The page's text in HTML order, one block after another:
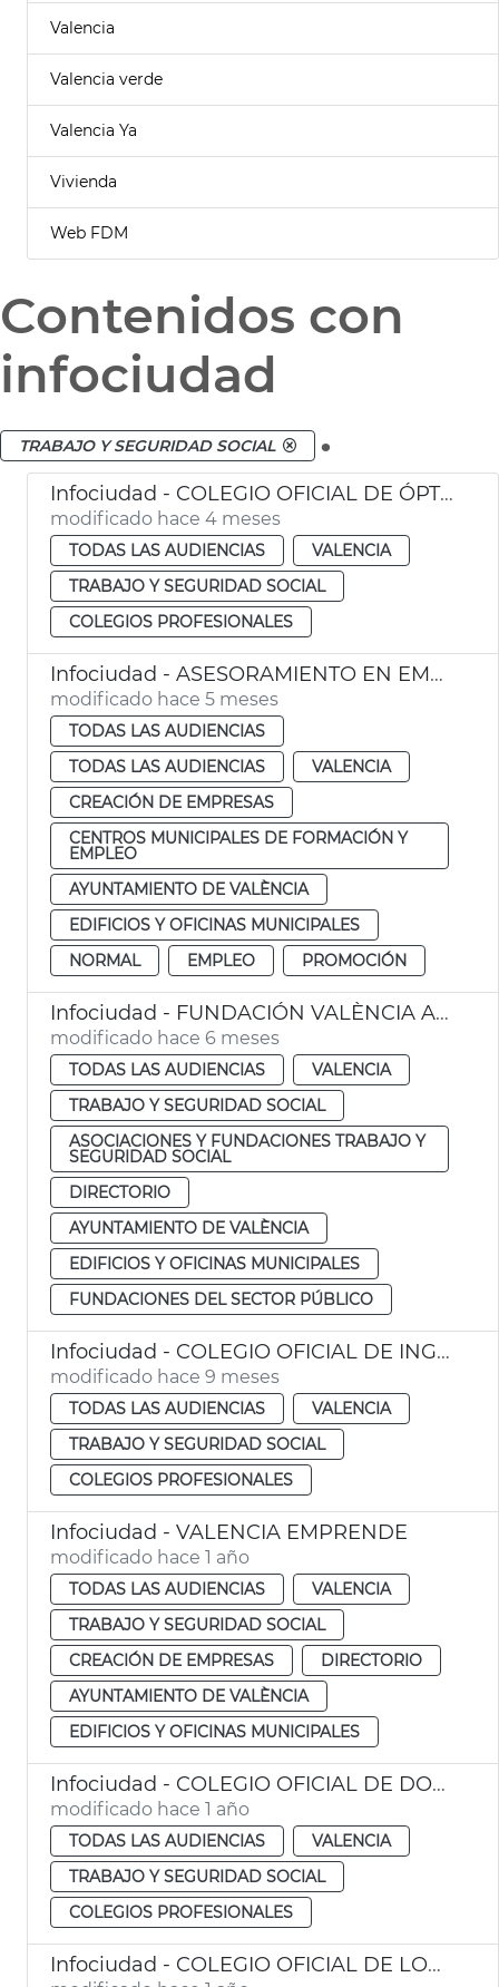
Valencia
Valencia verde
Valencia Ya
Vivienda
Web FDM
Contenidos con
infociudad
TRABAJO Y SEGURIDAD SOCIAL .
Infociudad - COLEGIO OFICIAL DE ÓPTICOS - OPTOMETRISTAS DE LA COMUNITAT VALENCIANA
modificado hace 4 meses
TODAS LAS AUDIENCIAS
VALENCIA
TRABAJO Y SEGURIDAD SOCIAL
COLEGIOS PROFESIONALES
Infociudad - ASESORAMIENTO EN EMPRENDIMIENTO Y CREACIÓN DE LA EMPRESA - ESPACIO COWORKING
modificado hace 5 meses
TODAS LAS AUDIENCIAS
TODAS LAS AUDIENCIAS
VALENCIA
CREACIÓN DE EMPRESAS
CENTROS MUNICIPALES DE FORMACIÓN Y
EMPLEO
AYUNTAMIENTO DE VALÈNCIA
EDIFICIOS Y OFICINAS MUNICIPALES
NORMAL
EMPLEO PROMOCIÓN
Infociudad - FUNDACIÓN VALÈNCIA ACTIVA DEL PACTO PARA EL EMPLEO DE LA CIUDAD DE VALÈNCIA - CV
modificado hace 6 meses
TODAS LAS AUDIENCIAS
VALENCIA
TRABAJO Y SEGURIDAD SOCIAL
ASOCIACIONES Y FUNDACIONES TRABAJO Y
SEGURIDAD SOCIAL
DIRECTORIO
AYUNTAMIENTO DE VALÈNCIA
EDIFICIOS Y OFICINAS MUNICIPALES
FUNDACIONES DEL SECTOR PÚBLICO
Infociudad - COLEGIO OFICIAL DE INGENIEROS QUÍMICOS DE LA COMUNITAT VALENCIANA
modificado hace 9 meses
TODAS LAS AUDIENCIAS
VALENCIA
TRABAJO Y SEGURIDAD SOCIAL
COLEGIOS PROFESIONALES
Infociudad - VALENCIA EMPRENDE
modificado hace 1 año
TODAS LAS AUDIENCIAS
VALENCIA
TRABAJO Y SEGURIDAD SOCIAL
CREACIÓN DE EMPRESAS
DIRECTORIO
AYUNTAMIENTO DE VALÈNCIA
EDIFICIOS Y OFICINAS MUNICIPALES
Infociudad - COLEGIO OFICIAL DE DOCTORES Y LICENCIADOS DE BELLAS ARTES DE VALENCIA
modificado hace 1 año
TODAS LAS AUDIENCIAS
VALENCIA
TRABAJO Y SEGURIDAD SOCIAL
COLEGIOS PROFESIONALES
Infociudad - COLEGIO OFICIAL DE LOGOPEDAS DE LA COMUNIDAD VALENCIANA